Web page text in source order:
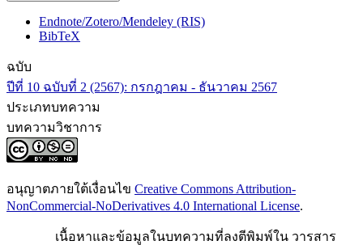
Endnote/Zotero/Mendeley (RIS)
BibTeX
ฉบับ
ปีที่ 10 ฉบับที่ 2 (2567): กรกฎาคม - ธันวาคม 2567
ประเภทบทความ
บทความวิชาการ
อนุญาตภายใต้เงื่อนไข Creative Commons Attribution-
NonCommercial-NoDerivatives 4.0 International License.
เนื้อหาและข้อมูลในบทความที่ลงตีพิมพ์ใน วารสาร